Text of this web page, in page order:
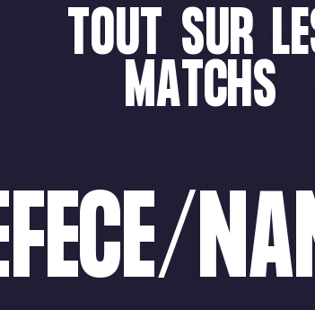
TOUT SUR
MATCHS